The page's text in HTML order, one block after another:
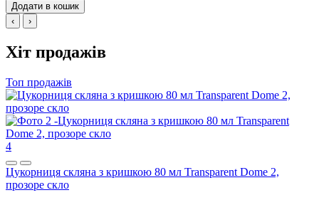
Додати в кошик
‹
›
Хіт продажів
Топ продажів
4
Цукорниця скляна з кришкою 80 мл Transparent Dome 2,
прозоре скло